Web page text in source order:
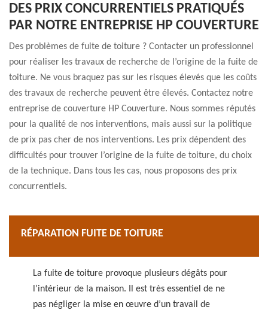
DES PRIX CONCURRENTIELS PRATIQUÉS
PAR NOTRE ENTREPRISE HP COUVERTURE
Des problèmes de fuite de toiture ? Contacter un professionnel
pour réaliser les travaux de recherche de l’origine de la fuite de
toiture. Ne vous braquez pas sur les risques élevés que les coûts
des travaux de recherche peuvent être élevés. Contactez notre
entreprise de couverture HP Couverture. Nous sommes réputés
pour la qualité de nos interventions, mais aussi sur la politique
de prix pas cher de nos interventions. Les prix dépendent des
difficultés pour trouver l’origine de la fuite de toiture, du choix
de la technique. Dans tous les cas, nous proposons des prix
concurrentiels.
RÉPARATION FUITE DE TOITURE
La fuite de toiture provoque plusieurs dégâts pour
l’intérieur de la maison. Il est très essentiel de ne
pas négliger la mise en œuvre d’un travail de